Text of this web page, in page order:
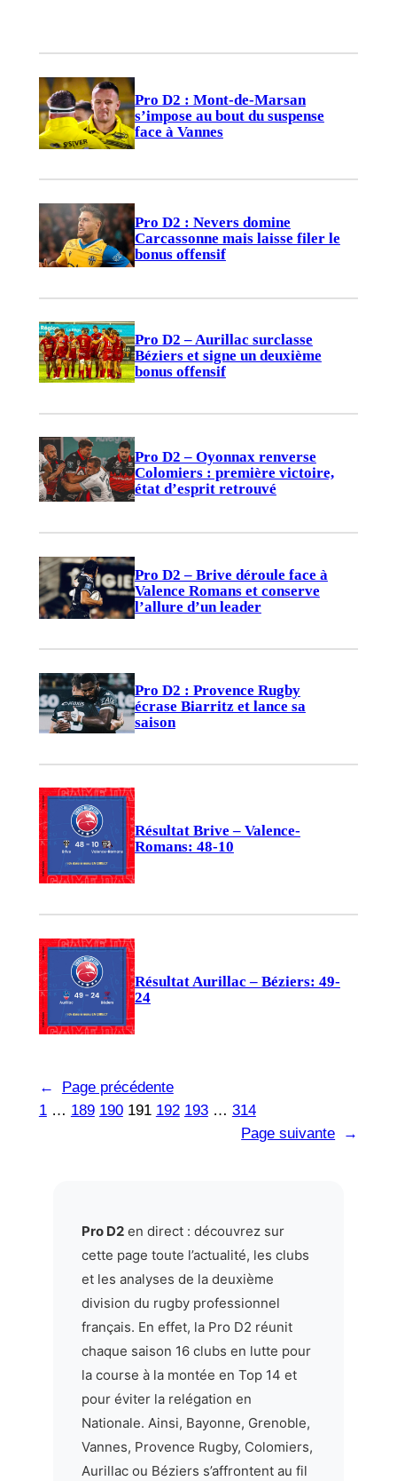
Pro D2 : Mont-de-Marsan
s’impose au bout du suspense
face à Vannes
Pro D2 : Nevers domine
Carcassonne mais laisse filer le
bonus offensif
Pro D2 – Aurillac surclasse
Béziers et signe un deuxième
bonus offensif
Pro D2 – Oyonnax renverse
Colomiers : première victoire,
état d’esprit retrouvé
Pro D2 – Brive déroule face à
Valence Romans et conserve
l’allure d’un leader
Pro D2 : Provence Rugby
écrase Biarritz et lance sa
saison
Résultat Brive – Valence-
Romans: 48-10
Résultat Aurillac – Béziers: 49-
24
←
Page précédente
1 … 189 190 191 192 193 … 314
Page suivante
→
Pro D2en direct : découvrez sur
cette page toute l’actualité, les clubs
et les analyses de la deuxième
division du rugby professionnel
français. En effet, la Pro D2 réunit
chaque saison 16 clubs en lutte pour
la course à la montée en Top 14 et
pour éviter la relégation en
Nationale. Ainsi, Bayonne, Grenoble,
Vannes, Provence Rugby, Colomiers,
Aurillac ou Béziers s’affrontent au fil